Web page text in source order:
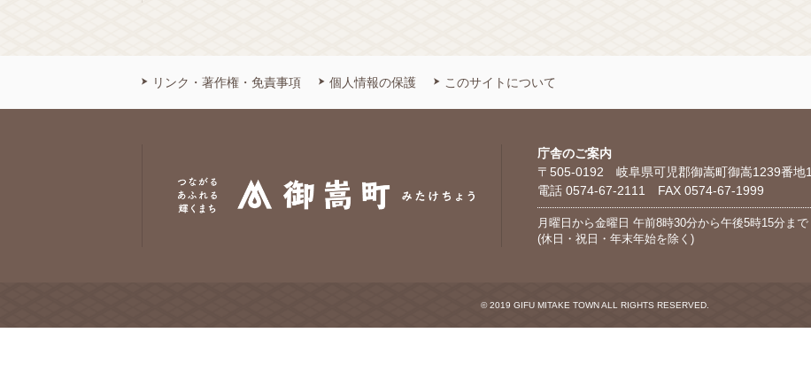
リンク・著作権・免責事項 個人情報の保護 このサイトについて
庁舎のご案内
〒505-0192 岐阜県可児郡御嵩町御嵩1239番地1
電話 0574-67-2111 FAX 0574-67-1999
月曜日から金曜日 午前8時30分から午後5時15分まで
(休日・祝日・年末年始を除く)
© 2019 GIFU MITAKE TOWN ALL RIGHTS RESERVED.